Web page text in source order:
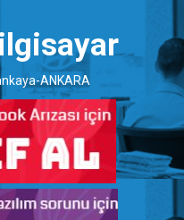
ANKARA